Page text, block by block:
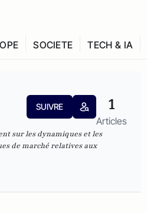
SOCIETE TECH & IA
SUIVRE 1
Articles
sur les dynamiques et les
de marché relatives aux